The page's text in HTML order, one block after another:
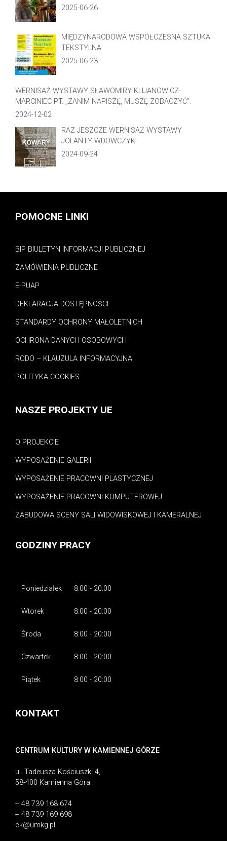
2025-06-26
MIĘDZYNARODOWA WSPÓŁCZESNA SZTUKA
TEKSTYLNA
2025-06-23
WERNISAŻ WYSTAWY SŁAWOMIRY KLIJANOWICZ-
MARCINIEC PT. „ZANIM NAPISZĘ, MUSZĘ ZOBACZYĆ”.
2024-12-02
RAZ JESZCZE WERNISAŻ WYSTAWY
JOLANTY WDOWCZYK
2024-09-24
POMOCNE LINKI
BIP BIULETYN INFORMACJI PUBLICZNEJ
ZAMÓWIENIA PUBLICZNE
E-PUAP
DEKLARACJA DOSTĘPNOŚCI
STANDARDY OCHRONY MAŁOLETNICH
OCHRONA DANYCH OSOBOWYCH
RODO – KLAUZULA INFORMACYJNA
POLITYKA COOKIES
NASZE PROJEKTY UE
O PROJEKCIE
WYPOSAŻENIE GALERII
WYPOSAŻENIE PRACOWNI PLASTYCZNEJ
WYPOSAŻENIE PRACOWNI KOMPUTEROWEJ
ZABUDOWA SCENY SALI WIDOWISKOWEJ I KAMERALNEJ
GODZINY PRACY
Poniedziałek 8:00 - 20:00
Wtorek 8:00 - 20:00
Środa 8:00 - 20:00
Czwartek 8:00 - 20:00
Piątek 8:00 - 20:00
KONTAKT
CENTRUM KULTURY W KAMIENNEJ GÓRZE
ul. Tadeusza Kościuszki 4,
58-400 Kamienna Góra
+ 48 739 168 674
+ 48 739 169 698
ck@umkg.pl